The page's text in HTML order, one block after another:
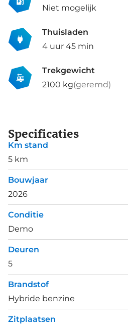
Niet mogelijk
Thuisladen
4 uur 45 min
Trekgewicht
2100 kg(geremd)
Specificaties
Km stand
5 km
Bouwjaar
2026
Conditie
Demo
Deuren
5
Brandstof
Hybride benzine
Zitplaatsen